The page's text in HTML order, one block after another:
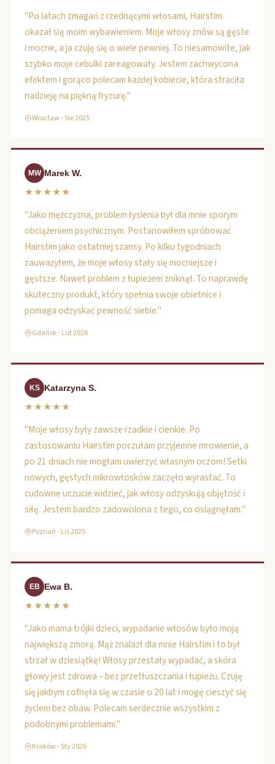
"Po latach zmagań z rzednącymi włosami, Hairstim
okazał się moim wybawieniem. Moje włosy znów są gęste
i mocne, a ja czuję się o wiele pewniej. To niesamowite, jak
szybko moje cebulki zareagowały. Jestem zachwycona
efektem i gorąco polecam każdej kobiecie, która straciła
nadzieję na piękną fryzurę."
Wrocław - Sie 2025
MW Marek W.
★★★★★
"Jako mężczyzna, problem łysienia był dla mnie sporym
obciążeniem psychicznym. Postanowiłem spróbować
Hairstim jako ostatniej szansy. Po kilku tygodniach
zauważyłem, że moje włosy stały się mocniejsze i
gęstsze. Nawet problem z łupieżem zniknął. To naprawdę
skuteczny produkt, który spełnia swoje obietnice i
pomaga odzyskać pewność siebie."
Gdańsk - Lut 2026
KS Katarzyna S.
★★★★★
"Moje włosy były zawsze rzadkie i cienkie. Po
zastosowaniu Hairstim poczułam przyjemne mrowienie, a
po 21 dniach nie mogłam uwierzyć własnym oczom! Setki
nowych, gęstych mikrowłosków zaczęło wyrastać. To
cudowne uczucie widzieć, jak włosy odzyskują objętość i
siłę. Jestem bardzo zadowolona z tego, co osiągnęłam."
Poznań - Lis 2025
EB Ewa B.
★★★★★
"Jako mama trójki dzieci, wypadanie włosów było moją
największą zmorą. Mąż znalazł dla mnie Hairstim i to był
strzał w dziesiątkę! Włosy przestały wypadać, a skóra
głowy jest zdrowa – bez przetłuszczania i łupieżu. Czuję
się jakbym cofnęła się w czasie o 20 lat i mogę cieszyć się
życiem bez obaw. Polecam serdecznie wszystkim z
podobnymi problemami."
Kraków - Sty 2026